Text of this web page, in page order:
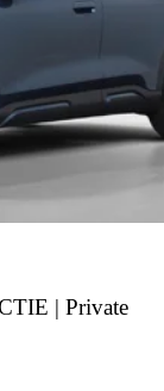
| Private